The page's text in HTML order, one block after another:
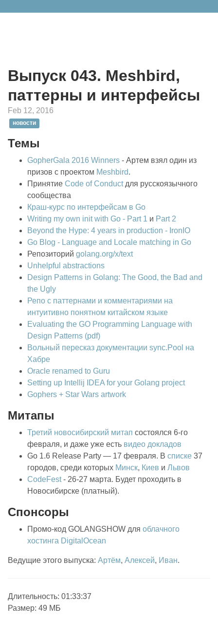
Выпуск 043. Meshbird,
паттерны и интерфейсы
Feb 12, 2016
новости
Темы
GopherGala 2016 Winners - Артем взял один из
призов с проектом Meshbird.
Принятие Code of Conductдля русскоязычного
сообщества
Краш-курс по интерфейсам в Go
Writing my own init with Go - Part 1 и Part 2
Beyond the Hype: 4 years in production - IronIO
Go Blog - Language and Locale matching in Go
Репозиторий golang.org/x/text
Unhelpful abstractions
Design Patterns in Golang: The Good, the Bad and
the Ugly
Репо с паттернами и комментариями на
интуитивно понятном китайском языке
Evaluating the GO Programming Language with
Design Patterns (pdf)
Вольный пересказ документации sync.Pool на
Хабре
Oracle renamed to Guru
Setting up Intellij IDEA for your Golang project
Gophers + Star Wars artwork
Митапы
Третий новосибирский митап состоялся 6-го
февраля, и даже уже есть видео докладов
Go 1.6 Release Party — 17 февраля. В списке 37
городов, среди которых Минск, Киев и Львов
CodeFest- 26-27 марта. Будет проходить в
Новосибирске (платный).
Спонсоры
Промо-код GOLANGSHOW для облачного
хостинга DigitalOcean
Ведущие этого выпуска: Артём, Алексей, Иван.
Длительность: 01:33:37
Размер: 49 МБ